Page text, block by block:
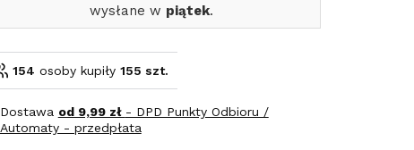
wysłane w piątek.
154 osoby kupiły155 szt.
Dostawa od 9,99 zł - DPD Punkty Odbioru /
Automaty - przedpłata